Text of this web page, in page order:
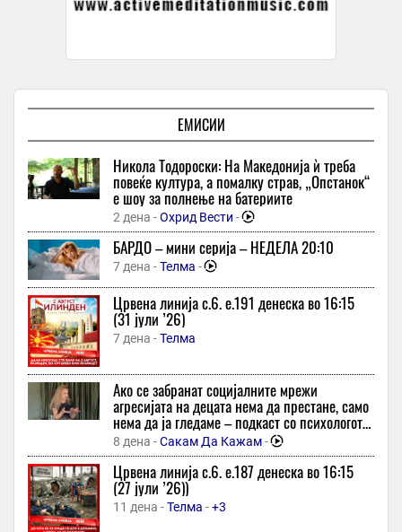
Директорот на српскиот Телеком, на Арена спорт, Блумберг и
Еуроњуз прогласен персона нон грата во Косово
Кам Баскет и Про Баскет Кавадарци без лиценци за новата
сезона
1 час -Екипа
ИНФЛАЦИЈАТА ВО ЈУЛИ СЕ СПУШТИ НА 2,3 ОТСТО: Храната
поевтини за 1,1 отсто, транспортот поскапе за 4,4 отсто
1 час -Лидер
Шабан Сулејман пред интернационален предизвик: Интерес
од Саудиска Арабија, Кувајт и Дубаи!
1 час -Спортска Мрежа
Италија под долготраен топлотен бран: Температурите
остануваат екстремно високи и во наредните 10 дена
1 час -Вечер Прес
Маѓар: Нивото на водата во Дунав кај нуклеарната централа
„Пакш“ се зголеми за 13 сантиметри од неделата
1 час -Вечер Прес
Утре се случува порталот „Лавја врата“ — денот кога
намерите добиваат сила, а одлуките ја менуваат иднината
1 час -Слободен Печат
ЕМИСИИ
Никола Тодороски: На Македонија ѝ треба
повеќе култура, а помалку страв, „Опстанок“
е шоу за полнење на батериите
2 дена -Охрид Вести -
БАРДО – мини серија – НЕДЕЛА 20:10
7 дена -Телма -
Црвена линија с.6. e.191 денеска во 16:15
(31 јули ’26)
7 дена -Телма
Ако се забранат социјалните мрежи
агресијата на децата нема да престане, само
нема да ја гледаме – подкаст со психологот
емилија бошкова
8 дена -Сакам Да Кажам-
Црвена линија с.6. e.187 денеска во 16:15
(27 јули ’26))
11 дена -Телма -+3